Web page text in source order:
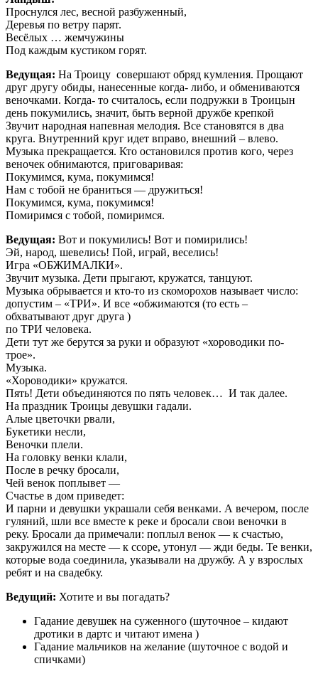
Проснулся лес, весной разбуженный,
Деревья по ветру парят.
Весёлых … жемчужины
Под каждым кустиком горят.
Ведущая: На Троицу совершают обряд кумления. Прощают
друг другу обиды, нанесенные когда- либо, и обмениваются
веночками. Когда- то считалось, если подружки в Троицын
день покумились, значит, быть верной дружбе крепкой
Звучит народная напевная мелодия. Все становятся в два
круга. Внутренний круг идет вправо, внешний – влево.
Музыка прекращается. Кто остановился против кого, через
веночек обнимаются, приговаривая:
Покумимся, кума, покумимся!
Нам с тобой не браниться — дружиться!
Покумимся, кума, покумимся!
Помиримся с тобой, помиримся.
Ведущая: Вот и покумились! Вот и помирились!
Эй, народ, шевелись! Пой, играй, веселись!
Игра «ОБЖИМАЛКИ».
Звучит музыка. Дети прыгают, кружатся, танцуют.
Музыка обрывается и кто-то из скоморохов называет число:
допустим – «ТРИ». И все «обжимаются (то есть –
обхватывают друг друга )
по ТРИ человека.
Дети тут же берутся за руки и образуют «хороводики по-
трое».
Музыка.
«Хороводики» кружатся.
Пять! Дети объединяются по пять человек… И так далее.
На праздник Троицы девушки гадали.
Алые цветочки рвали,
Букетики несли,
Веночки плели.
На головку венки клали,
После в речку бросали,
Чей венок поплывет —
Счастье в дом приведет:
И парни и девушки украшали себя венками. А вечером, после
гуляний, шли все вместе к реке и бросали свои веночки в
реку. Бросали да примечали: поплыл венок — к счастью,
закружился на месте — к ссоре, утонул — жди беды. Те венки,
которые вода соединила, указывали на дружбу. А у взрослых
ребят и на свадебку.
Ведущий: Хотите и вы погадать?
Гадание девушек на суженного (шуточное – кидают
дротики в дартс и читают имена )
Гадание мальчиков на желание (шуточное с водой и
спичками)